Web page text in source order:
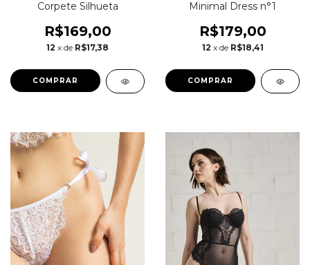
Corpete Silhueta
R$169,00
12 x de R$17,38
COMPRAR
Minimal Dress n°1
R$179,00
12 x de R$18,41
COMPRAR